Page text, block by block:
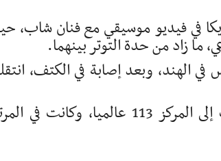
في فيديو موسيقي مع فنان شاب،
ما زاد من حدة التوتر بينهما.
الهند، وبعد إصابة في الكتف،
وقد بلغت أعلى تصنيف لها في نوفمبر 2024، حيث وصلت إلى المركز 113 عالميا،